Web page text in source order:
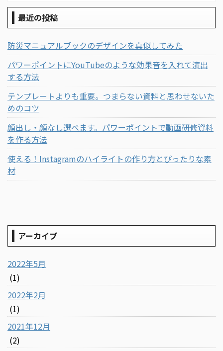
最近の投稿
防災マニュアルブックのデザインを真似してみた
パワーポイントにYouTubeのような効果音を入れて演出
する方法
テンプレートよりも重要。つまらない資料と思わせないた
めのコツ
顔出し・顔なし選べます。パワーポイントで動画研修資料
を作る方法
使える！Instagramのハイライトの作り方とぴったりな素
材
アーカイブ
2022年5月
(1)
2022年2月
(1)
2021年12月
(2)